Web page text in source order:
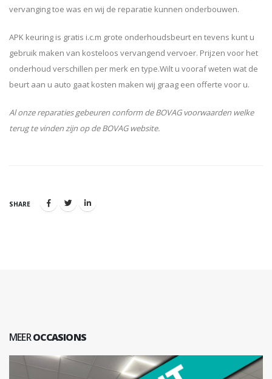
vervanging toe was en wij de reparatie kunnen onderbouwen.
APK keuring is gratis i.c.m grote onderhoudsbeurt en tevens kunt u
gebruik maken van kosteloos vervangend vervoer. Prijzen voor het
onderhoud verschillen per merk en type.Wilt u vooraf weten wat de
beurt aan u auto gaat kosten maken wij graag een offerte voor u.
Al onze reparaties gebeuren conform de BOVAG voorwaarden welke
terug te vinden zijn op de BOVAG website.
SHARE
MEEROCCASIONS